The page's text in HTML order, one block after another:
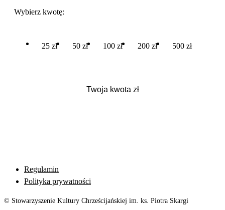
Wybierz kwotę:
25 zł 50 zł 100 zł 200 zł 500 zł
Regulamin
Polityka prywatności
© Stowarzyszenie Kultury Chrześcijańskiej im. ks. Piotra Skargi